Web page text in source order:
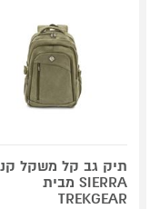
תיק גב קל משקל
SIERRA מבית
TREKGEAR